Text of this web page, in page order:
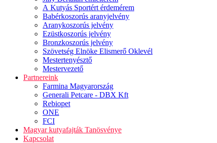
A Kutyás Sportért érdemérem
Babérkoszorús aranyjelvény
Aranykoszorús jelvény
Ezüstkoszorús jelvény
Bronzkoszorús jelvény
Szövetség Elnöke Elismerő Oklevél
Mestertenyésztő
Mestervezető
Partnereink
Farmina Magyarország
Generali Petcare - DBX Kft
Rebiopet
ONE
FCI
Magyar kutyafajták Tanösvénye
Kapcsolat